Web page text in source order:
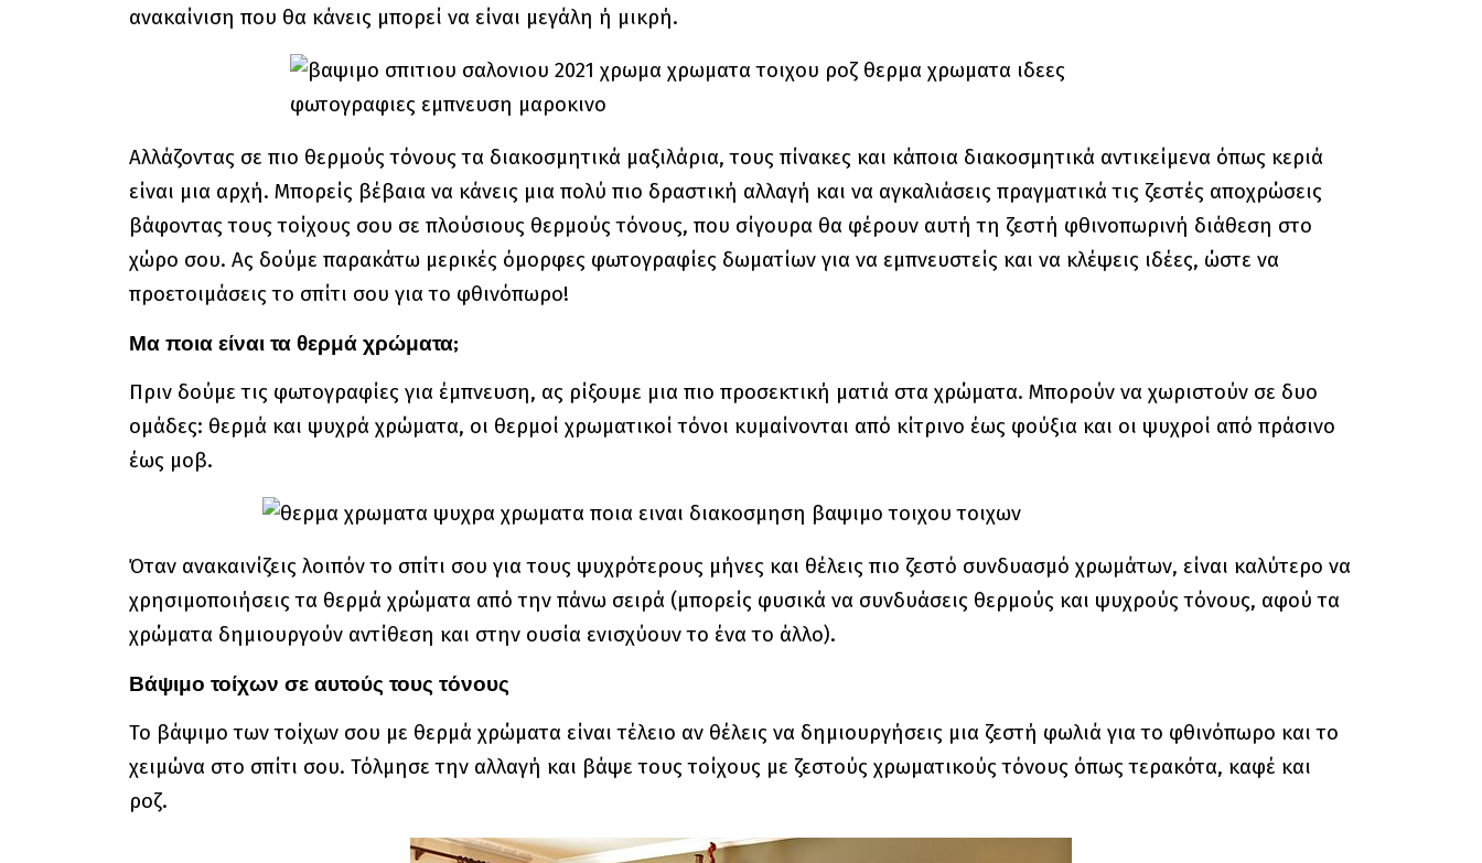
ανακαίνιση που θα κάνεις μπορεί να είναι μεγάλη ή μικρή.
Αλλάζοντας σε πιο θερμούς τόνους τα διακοσμητικά μαξιλάρια, τους πίνακες και κάποια διακοσμητικά αντικείμενα όπως κεριά
είναι μια αρχή. Μπορείς βέβαια να κάνεις μια πολύ πιο δραστική αλλαγή και να αγκαλιάσεις πραγματικά τις ζεστές αποχρώσεις
βάφοντας τους τοίχους σου σε πλούσιους θερμούς τόνους, που σίγουρα θα φέρουν αυτή τη ζεστή φθινοπωρινή διάθεση στο
χώρο σου. Ας δούμε παρακάτω μερικές όμορφες φωτογραφίες δωματίων για να εμπνευστείς και να κλέψεις ιδέες, ώστε να
προετοιμάσεις το σπίτι σου για το φθινόπωρο!
Μα ποια είναι τα θερμά χρώματα;
Πριν δούμε τις φωτογραφίες για έμπνευση, ας ρίξουμε μια πιο προσεκτική ματιά στα χρώματα. Μπορούν να χωριστούν σε δυο
ομάδες: θερμά και ψυχρά χρώματα, οι θερμοί χρωματικοί τόνοι κυμαίνονται από κίτρινο έως φούξια και οι ψυχροί από πράσινο
έως μοβ.
Όταν ανακαινίζεις λοιπόν το σπίτι σου για τους ψυχρότερους μήνες και θέλεις πιο ζεστό συνδυασμό χρωμάτων, είναι καλύτερο να
χρησιμοποιήσεις τα θερμά χρώματα από την πάνω σειρά (μπορείς φυσικά να συνδυάσεις θερμούς και ψυχρούς τόνους, αφού τα
χρώματα δημιουργούν αντίθεση και στην ουσία ενισχύουν το ένα το άλλο).
Βάψιμο τοίχων σε αυτούς τους τόνους
Το βάψιμο των τοίχων σου με θερμά χρώματα είναι τέλειο αν θέλεις να δημιουργήσεις μια ζεστή φωλιά για το φθινόπωρο και το
χειμώνα στο σπίτι σου. Τόλμησε την αλλαγή και βάψε τους τοίχους με ζεστούς χρωματικούς τόνους όπως τερακότα, καφέ και
ροζ.